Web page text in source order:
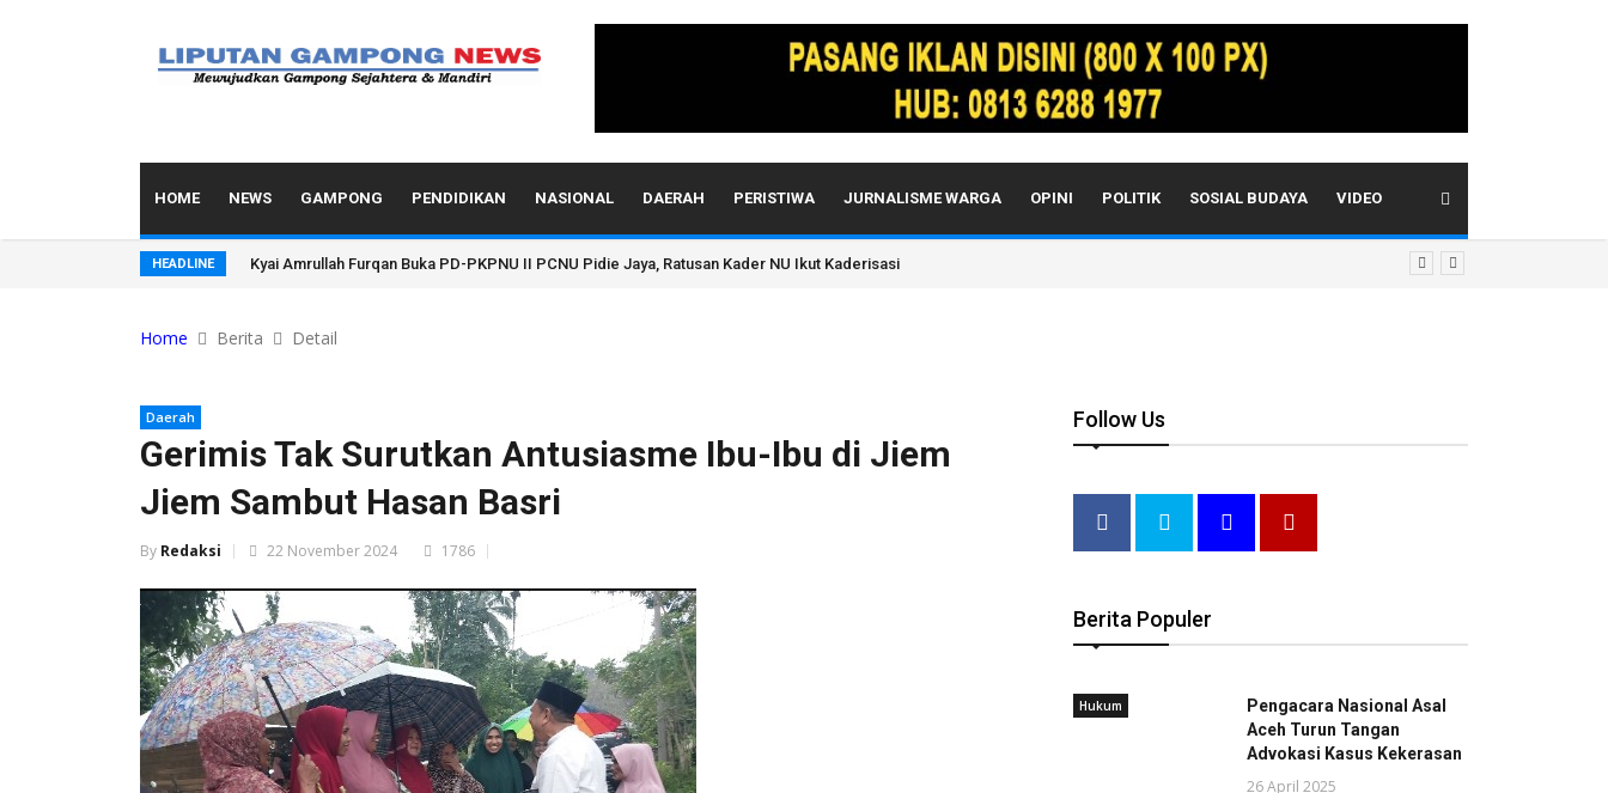
HOME NEWS GAMPONG PENDIDIKAN NASIONAL DAERAH PERISTIWA JURNALISME WARGA OPINI POLITIK SOSIAL BUDAYA VIDEO
HEADLINE Ini Rekam Jejak Karier Kapolresta Banda Aceh Sebelum Diperiksa Propam Mabes Polri
Home Berita Detail
Daerah
Gerimis Tak Surutkan Antusiasme Ibu-Ibu di Jiem
Jiem Sambut Hasan Basri
By Redaksi 22 November 2024 1786
Follow Us
Berita Populer
Hukum
Pengacara Nasional Asal
Aceh Turun Tangan
Advokasi Kasus Kekerasan
26 April 2025